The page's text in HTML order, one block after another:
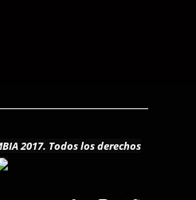
2017. Todos los derechos